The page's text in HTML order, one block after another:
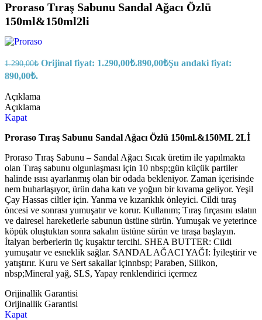
Proraso Tıraş Sabunu Sandal Ağacı Özlü
150ml&150ml2li
1.290,00₺ Orijinal fiyat: 1.290,00₺.890,00₺Şu andaki fiyat:
890,00₺.
Açıklama
Açıklama
Kapat
Proraso Tıraş Sabunu Sandal Ağacı Özlü 150ml.&150ML 2Lİ
Proraso Tıraş Sabunu – Sandal Ağacı Sıcak üretim ile yapılmakta
olan Tıraş sabunu olgunlaşması için 10 nbsp;gün küçük partiler
halinde ısısı ayarlanmış olan bir odada bekleniyor. Zaman içerisinde
nem buharlaşıyor, ürün daha katı ve yoğun bir kıvama geliyor. Yeşil
Çay Hassas ciltler için. Yanma ve kızarıklık önleyici. Cildi tıraş
öncesi ve sonrası yumuşatır ve korur. Kullanım; Tıraş fırçasını ıslatın
ve dairesel hareketlerle sabunun üstüne sürün. Yumuşak ve yeterince
köpük oluştuktan sonra sakalın üstüne sürün ve tıraşa başlayın.
İtalyan berberlerin üç kuşaktır tercihi. SHEA BUTTER: Cildi
yumuşatır ve esneklik sağlar. SANDAL AĞACI YAĞI: İyileştirir ve
yatıştırır. Kuru ve Sert sakallar içinnbsp; Paraben, Silikon,
nbsp;Mineral yağ, SLS, Yapay renklendirici içermez
Orijinallik Garantisi
Orijinallik Garantisi
Kapat